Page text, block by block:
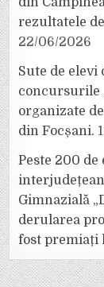
rezultatele
22/06/2026
Sute de elevi
concursurile
organizate
din Focșani.
Peste 200
interjudețean
Gimnazială
derularea
fost premiați